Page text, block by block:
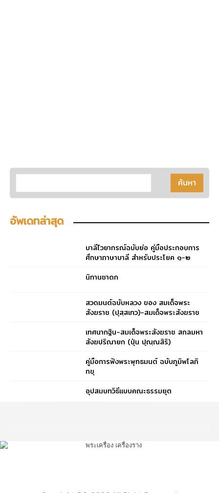
อัพเดทล่าสุด
บาลีไวยากรณ์ฉบับย่อ คู่มือประกอบการ
ศึกษาภาษาบาลี สำหรับประโยค ๑-๒
นิทานชาดก
สวดมนต์ฉบับหลวง ของ สมเด็จพระ
สังฆราช (ปุสฺสเทว)-สมเด็จพระสังฆราช
เทศนากฐิน-สมเด็จพระสังฆราช สกลมหา
สังฆปริณายก (ปุ่น ปุณฺณสิริ)
คู่มือการฟังพระพุทธมนต์ ฉบับภูมิพโลภิ
กขุ
อุปสมบทวิธีแบบคณะธรรมยุต